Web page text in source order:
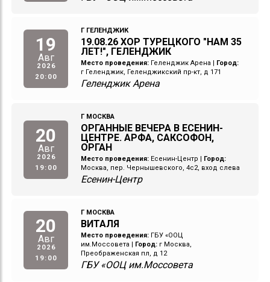
19
Авг
2026
20:00
Г ГЕЛЕНДЖИК
19.08.26 ХОР ТУРЕЦКОГО "НАМ 35
ЛЕТ!", ГЕЛЕНДЖИК
Место проведения: Геленджик Арена
Город:
г Геленджик, Геленджикский пр-кт, д 171
Геленджик Арена
20
Авг
2026
19:00
Г МОСКВА
ОРГАННЫЕ ВЕЧЕРА В ЕСЕНИН-
ЦЕНТРЕ. АРФА, САКСОФОН,
ОРГАН
Место проведения: Есенин-Центр
Город:
Москва, пер. Чернышевского, 4с2, вход слева
Есенин-Центр
20
Авг
2026
19:00
Г МОСКВА
ВИТАЛЯ
Место проведения: ГБУ «ООЦ
им.Моссовета
Город: г Москва,
Преображенская пл, д 12
ГБУ «ООЦ им.Моссовета